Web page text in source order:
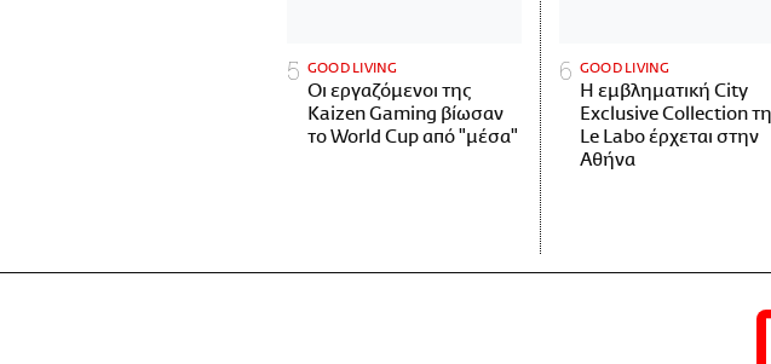
GOOD LIVING
Οι εργαζόμενοι της
Kaizen Gaming βίωσαν
το World Cup από "μέσα"
GOOD LIVING
Η εμβληματική City
Exclusive Collection
Le Labo έρχεται στην
Αθήνα